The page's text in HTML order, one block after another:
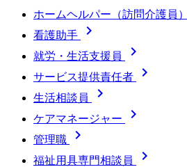
ホームヘルパー（訪問介護員）
看護助手 
就労・生活支援員 
サービス提供責任者 
生活相談員 
ケアマネージャー 
管理職 
福祉用具専門相談員 